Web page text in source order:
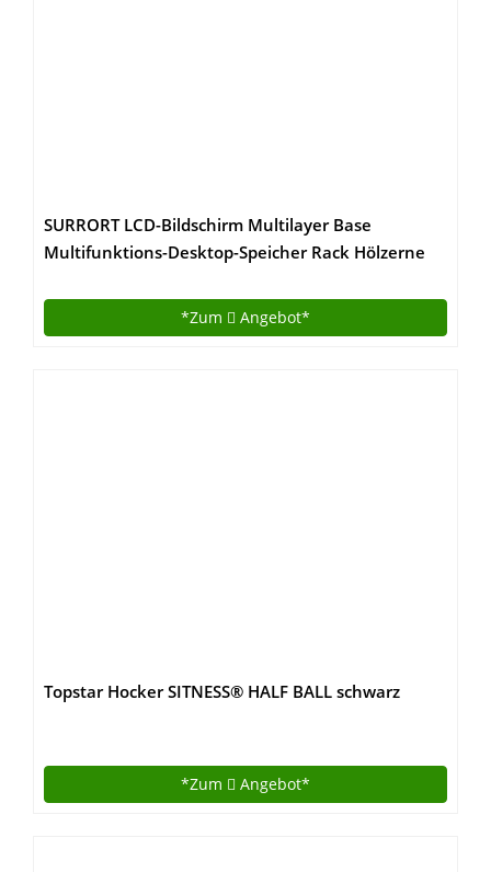
SURRORT LCD-Bildschirm Multilayer Base
Multifunktions-Desktop-Speicher Rack Hölzerne
*Zum Angebot*
Topstar Hocker SITNESS® HALF BALL schwarz
*Zum Angebot*